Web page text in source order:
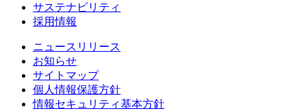
サステナビリティ
採用情報
ニュースリリース
お知らせ
サイトマップ
個人情報保護方針
情報セキュリティ基本方針